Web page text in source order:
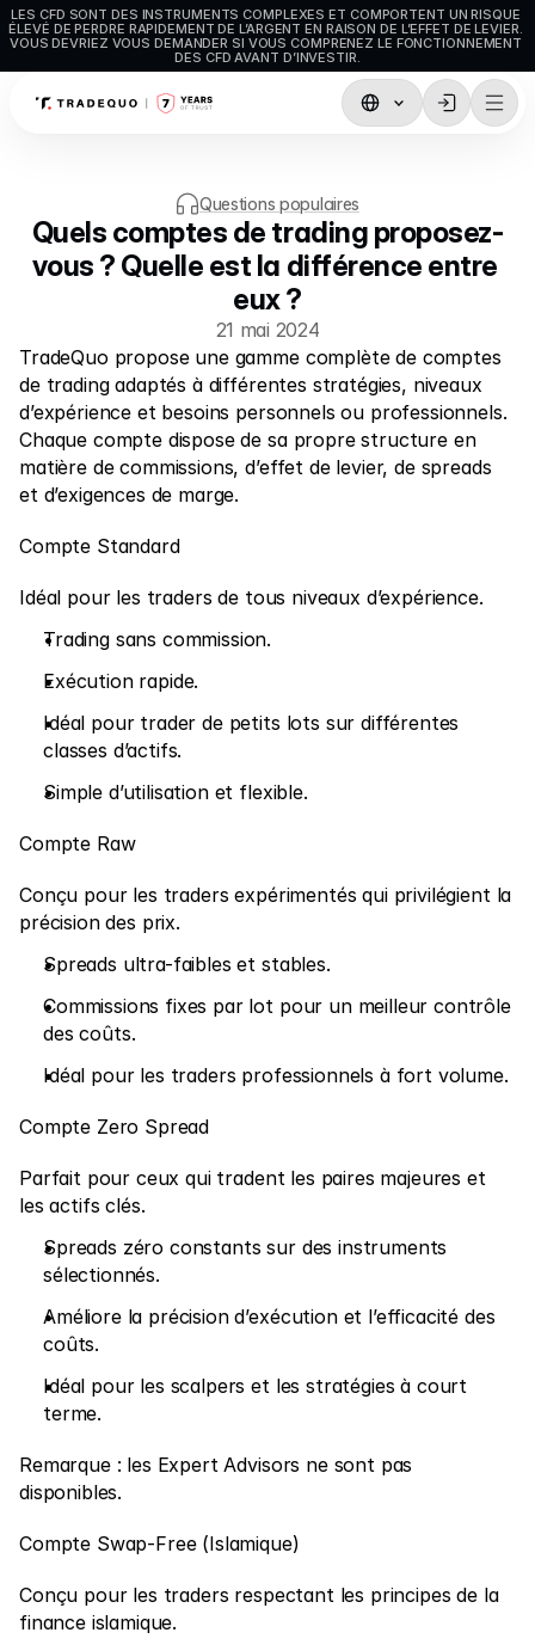
LES CFD SONT DES INSTRUMENTS COMPLEXES ET COMPORTENT UN RISQUE
ÉLEVÉ DE PERDRE RAPIDEMENT DE L’ARGENT EN RAISON DE L’EFFET DE LEVIER.
VOUS DEVRIEZ VOUS DEMANDER SI VOUS COMPRENEZ LE FONCTIONNEMENT
DES CFD AVANT D’INVESTIR.
MetaTrader5
MetaTrader4
Dépôts et retraits
Types de compte
Caractéristiques du compte
Marchés
Forex
Métaux
Indices
Actions
Entreprise
Introducing Brokers
À propos de nous
Politique de confidentialité
Nous contacter
Documents légaux
Carrières
Formation
Blog
Investissement 101
Calendrier économique
Affilié
Questions populaires
Quels comptes de trading proposez-
vous ? Quelle est la différence entre
eux ?
21 mai 2024
TradeQuo propose une gamme complète de comptes
de trading adaptés à différentes stratégies, niveaux
d’expérience et besoins personnels ou professionnels.
Chaque compte dispose de sa propre structure en
matière de commissions, d’effet de levier, de spreads
et d’exigences de marge.
Compte Standard
Idéal pour les traders de tous niveaux d’expérience.
Trading sans commission.
Exécution rapide.
Idéal pour trader de petits lots sur différentes
classes d’actifs.
Simple d’utilisation et flexible.
Compte Raw
Conçu pour les traders expérimentés qui privilégient la
précision des prix.
Spreads ultra-faibles et stables.
Commissions fixes par lot pour un meilleur contrôle
des coûts.
Idéal pour les traders professionnels à fort volume.
Compte Zero Spread
Parfait pour ceux qui tradent les paires majeures et
les actifs clés.
Spreads zéro constants sur des instruments
sélectionnés.
Améliore la précision d’exécution et l’efficacité des
coûts.
Idéal pour les scalpers et les stratégies à court
terme.
Remarque : les Expert Advisors ne sont pas
disponibles.
Compte Swap-Free (Islamique)
Conçu pour les traders respectant les principes de la
finance islamique.